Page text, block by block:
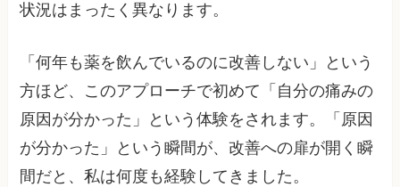
状況はまったく異なります。
「何年も薬を飲んでいるのに改善しない」という
方ほど、このアプローチで初めて「自分の痛みの
原因が分かった」という体験をされます。「原因
が分かった」という瞬間が、改善への扉が開く瞬
間だと、私は何度も経験してきました。